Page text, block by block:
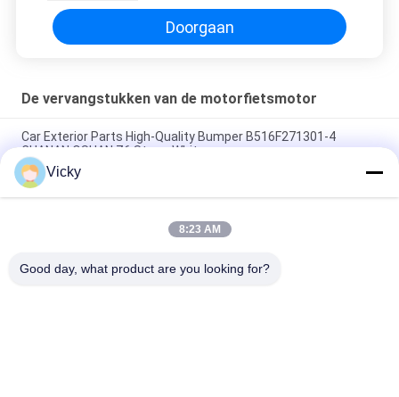
Doorgaan
De vervangstukken van de motorfietsmotor
Car Exterior Parts High-Quality Bumper B516F271301-4
CHANAN OSHAN​ Z6 Starry White
Startmotor Honda EX5 Motorfiets motor onderdelen
goedkoop groothandel met hoge prestaties
Motorfietsversteker voor CPR8EAIX-9 China Leveranciers
Vicky
8:23 AM
Good day, what product are you looking for?